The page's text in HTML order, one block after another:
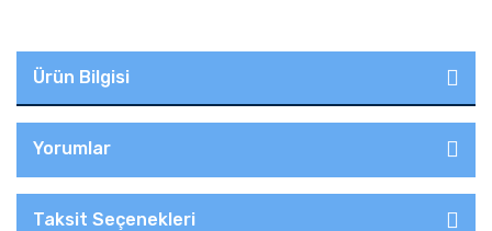
Ürün Bilgisi
Yorumlar
Taksit Seçenekleri